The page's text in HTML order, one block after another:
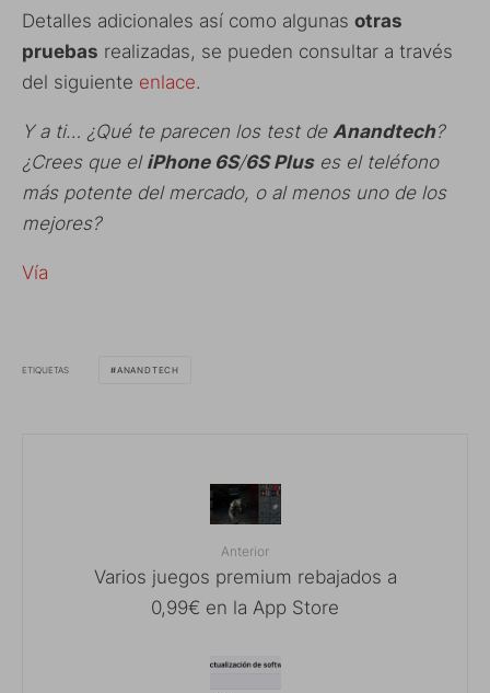
Detalles adicionales así como algunas otras
pruebas realizadas, se pueden consultar a través
del siguiente enlace.
Y a ti… ¿Qué te parecen los test de Anandtech?
¿Crees que el iPhone 6S/6S Pluses el teléfono
más potente del mercado, o al menos uno de los
mejores?
Vía
ETIQUETAS ANANDTECH
Anterior
Varios juegos premium rebajados a
0,99€ en la App Store